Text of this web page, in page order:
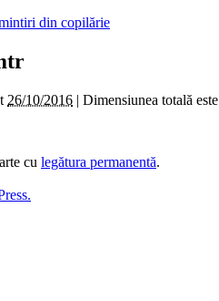
din copilărie
26/10/2016 | Dimensiunea totală este
cu legătura permanentă.